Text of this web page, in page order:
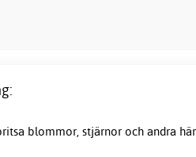
blommor, stjärnor och andra